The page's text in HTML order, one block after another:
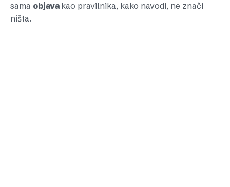
sama objava kao pravilnika, kako navodi, ne znači
ništa.